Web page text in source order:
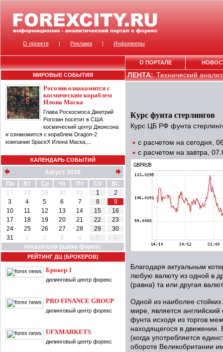
МИРОВЫЕ СОБЫТИЯ
Рогозин ознакомится с
космическим кораблем
Илона Маска
Глава Роскосмоса Дмитрий
Рогозин посетит в США
космический центр Джонсона
и ознакомится с кораблем Dragon-2
компании SpaceX Илона Маска,...
КАЛЕНДАРЬ СОБЫТИЙ
Август 2026
Пн
Вт Ср Чт Пт Сб
Вс
27
28 29 30 31 1
2
3
4 5 6 7 8
9
10
11 12 13 14 15
16
17
18 19 20 21 22
23
24
25 26 27 28 29
30
31
1 2 3 4 5
6
показатели рынка форекс
РЕЙТИНГ ДЦ (БРОКЕРОВ)
Брокер 1
дилинговый центр форекс
PRO FINANCE GROUP
дилинговый центр форекс
UFXMARKETS
дилинговый центр форекс
ЛЕНТА:Технический
Курс фунта стерлингов
Курс ЦБ РФ фунта
с расчетом на сегодня,
с расчетом на завтра,
Благодаря актуальным
любую валюту из одной в
(равна) та или другая
Одной из наиболее
мире, является английский
фунта исходя из торгов
находящегося в движении.
(когда употребляется
обороте Великобритании
О проекте | Реклама | Информеры
О ПОРТАЛЕ